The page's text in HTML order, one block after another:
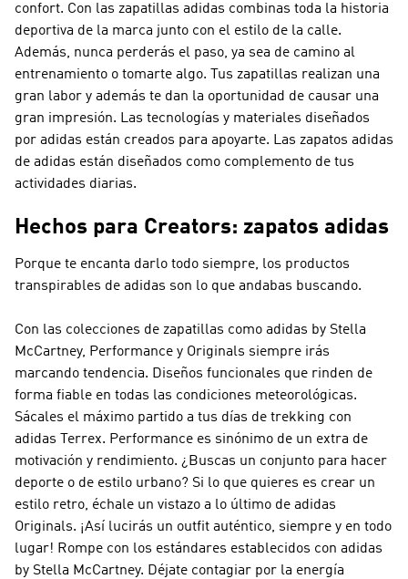
confort. Con las zapatillas adidas combinas toda la historia
deportiva de la marca junto con el estilo de la calle.
Además, nunca perderás el paso, ya sea de camino al
entrenamiento o tomarte algo. Tus zapatillas realizan una
gran labor y además te dan la oportunidad de causar una
gran impresión. Las tecnologías y materiales diseñados
por adidas están creados para apoyarte. Las zapatos adidas
de adidas están diseñados como complemento de tus
actividades diarias.
Hechos para Creators: zapatos adidas
Porque te encanta darlo todo siempre, los productos
transpirables de adidas son lo que andabas buscando.
Con las colecciones de zapatillas como adidas by Stella
McCartney, Performance y Originals siempre irás
marcando tendencia. Diseños funcionales que rinden de
forma fiable en todas las condiciones meteorológicas.
Sácales el máximo partido a tus días de trekking con
adidas Terrex. Performance es sinónimo de un extra de
motivación y rendimiento. ¿Buscas un conjunto para hacer
deporte o de estilo urbano? Si lo que quieres es crear un
estilo retro, échale un vistazo a lo último de adidas
Originals. ¡Así lucirás un outfit auténtico, siempre y en todo
lugar! Rompe con los estándares establecidos con adidas
by Stella McCartney. Déjate contagiar por la energía